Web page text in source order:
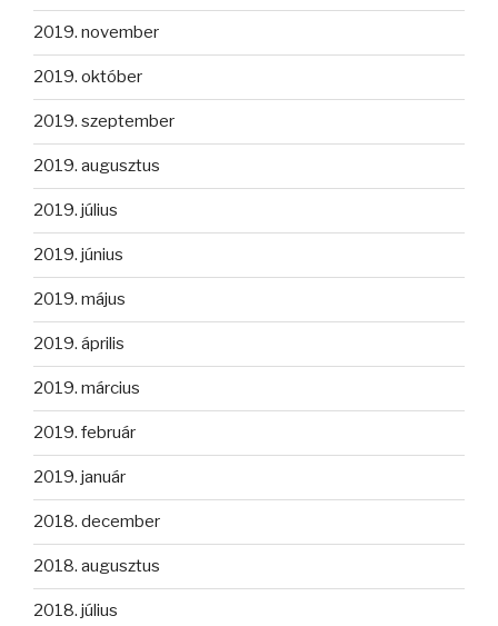
2019. november
2019. október
2019. szeptember
2019. augusztus
2019. július
2019. június
2019. május
2019. április
2019. március
2019. február
2019. január
2018. december
2018. augusztus
2018. július